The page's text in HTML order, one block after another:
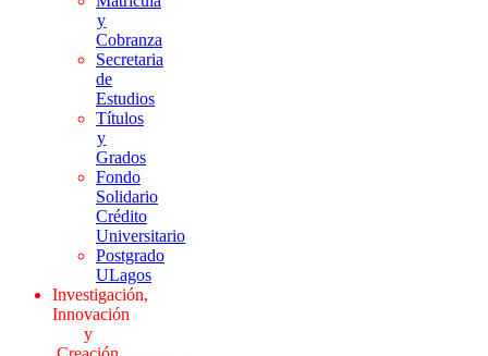
y
Cobranza
Secretaria
de
Estudios
Títulos
y
Grados
Fondo
Solidario
Crédito
Universitario
Postgrado
ULagos
Investigación,
Innovación
y